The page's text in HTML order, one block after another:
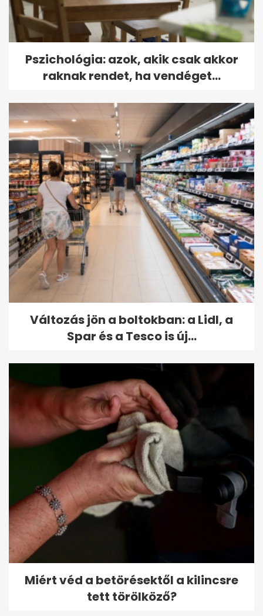
Pszichológia: azok, akik csak akkor
raknak rendet, ha vendéget...
Változás jön a boltokban: a Lidl, a
Spar és a Tesco is új...
Miért véd a betörésektől a kilincsre
tett törölköző?